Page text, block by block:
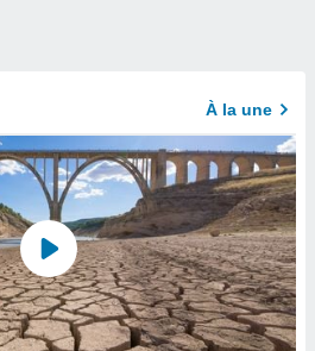
À la une